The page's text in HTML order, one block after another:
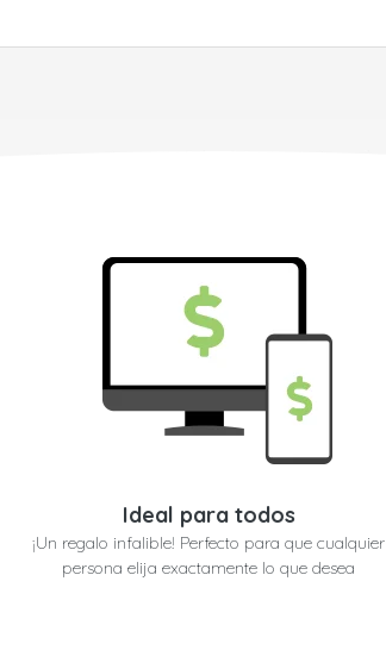
Ideal para todos
¡Un regalo infalible! Perfecto para que cualquier
persona elija exactamente lo que desea